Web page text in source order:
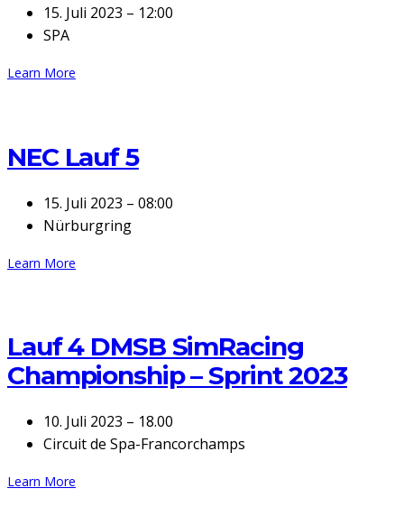
15. Juli 2023 – 12:00
SPA
Learn More
NEC Lauf 5
15. Juli 2023 – 08:00
Nürburgring
Learn More
Lauf 4 DMSB SimRacing
Championship – Sprint 2023
10. Juli 2023 – 18.00
Circuit de Spa-Francorchamps
Learn More